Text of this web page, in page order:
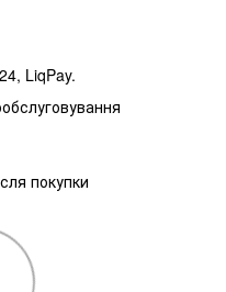
LiqPay.
покупки